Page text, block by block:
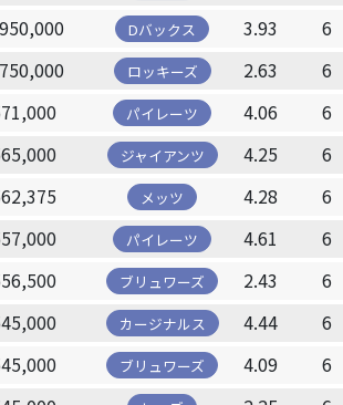
Dバックス 3.93 6
ロッキーズ 2.63 6
パイレーツ 4.06 6
ジャイアンツ 4.25 6
メッツ 4.28 6
パイレーツ 4.61 6
ブリュワーズ 2.43 6
カージナルス 4.44 6
ブリュワーズ 4.09 6